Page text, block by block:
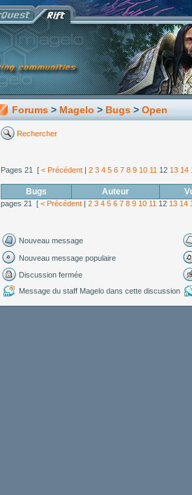
Forums > Magelo > Bugs > Open
Rechercher
Pages 21 [ < Précédent | 2 3 4 5 6 7 8 9 10 11 12 13 14
Bugs Auteur
pages 21 [ < Précédent | 2 3 4 5 6 7 8 9 10 11 12 13 14
Nouveau message
Nouveau message populaire
Discussion fermée
Message du staff Magelo dans cette discussion